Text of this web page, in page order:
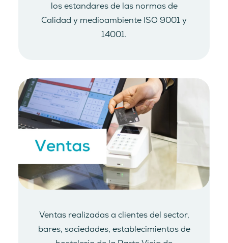
los estandares de las normas de
Calidad y medioambiente ISO 9001 y
14001.
Ventas realizadas a clientes del sector,
bares, sociedades, establecimientos de